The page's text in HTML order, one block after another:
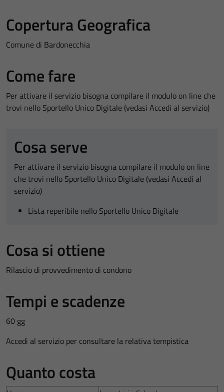
Copertura Geografica
Comune di Bardonecchia
Come fare
Per attivare il servizio bisogna compilare il modulo on line che
trovi nello Sportello Unico Digitale (vedasi Accedi al servizio)
Cosa serve
Per attivare il servizio bisogna compilare il modulo on line
che trovi nello Sportello Unico Digitale (vedasi Accedi al
servizio)
Lista reperibile nello Sportello Unico Digitale
Cosa si ottiene
Rilascio di provvedimento di condono
Tempi e scadenze
60 gg
Accedi al servizio per consultare la relativa tempistica
Quanto costa